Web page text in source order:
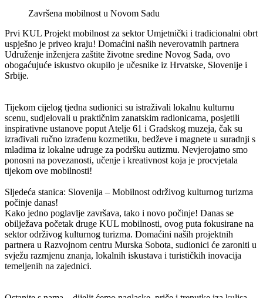
Završena mobilnost u Novom Sadu
Prvi KUL Projekt mobilnost za sektor Umjetnički i tradicionalni obrt
uspješno je priveo kraju! Domaćini naših neverovatnih partnera
Udruženje inženjera zaštite životne sredine Novog Sada, ovo
obogaćujuće iskustvo okupilo je učesnike iz Hrvatske, Slovenije i
Srbije.
Tijekom cijelog tjedna sudionici su istraživali lokalnu kulturnu
scenu, sudjelovali u praktičnim zanatskim radionicama, posjetili
inspirativne ustanove poput Atelje 61 i Gradskog muzeja, čak su
izrađivali ručno izrađenu kozmetiku, bedževe i magnete u suradnji s
mladima iz lokalne udruge za podršku autizmu. Nevjerojatno smo
ponosni na povezanosti, učenje i kreativnost koja je procvjetala
tijekom ove mobilnosti!
Sljedeća stanica: Slovenija – Mobilnost održivog kulturnog turizma
počinje danas!
Kako jedno poglavlje završava, tako i novo počinje! Danas se
obilježava početak druge KUL mobilnosti, ovog puta fokusirane na
sektor održivog kulturnog turizma. Domaćini naših projektnih
partnera u Razvojnom centru Murska Sobota, sudionici će zaroniti u
svježu razmjenu znanja, lokalnih iskustava i turističkih inovacija
temeljenih na zajednici.